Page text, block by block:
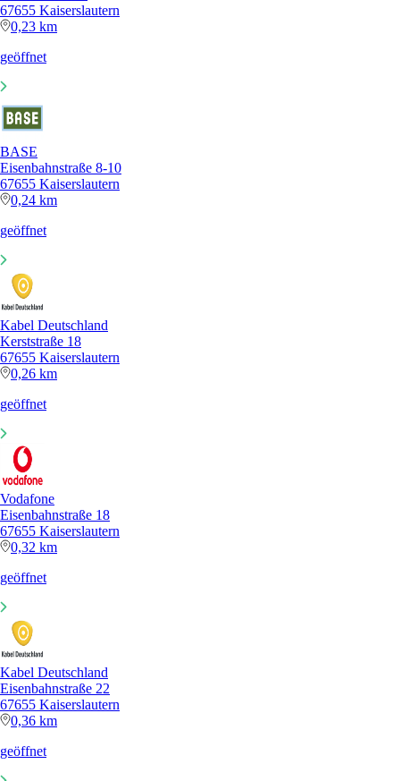
67655 Kaiserslautern
0,23 km
geöffnet
BASE
Eisenbahnstraße 8-10
67655 Kaiserslautern
0,24 km
geöffnet
Kabel Deutschland
Kerststraße 18
67655 Kaiserslautern
0,26 km
geöffnet
Vodafone
Eisenbahnstraße 18
67655 Kaiserslautern
0,32 km
geöffnet
Kabel Deutschland
Eisenbahnstraße 22
67655 Kaiserslautern
0,36 km
geöffnet